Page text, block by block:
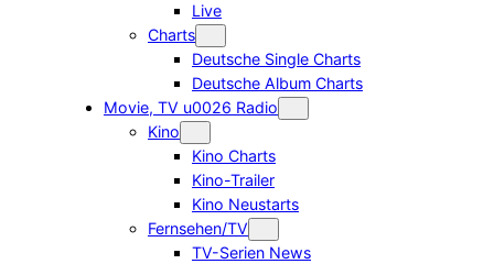
Live
Charts
Deutsche Single Charts
Deutsche Album Charts
Movie, TV u0026 Radio
Kino
Kino Charts
Kino-Trailer
Kino Neustarts
Fernsehen/TV
TV-Serien News